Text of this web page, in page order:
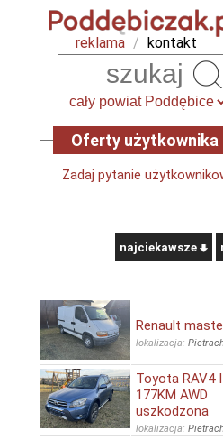
reklama / kontakt
Oferty użytkownika
Zadaj pytanie
najciekawsze
Renault
lokalizacja:
Toyota RAV4
177KM AWD
uszkodzona
lokalizacja: